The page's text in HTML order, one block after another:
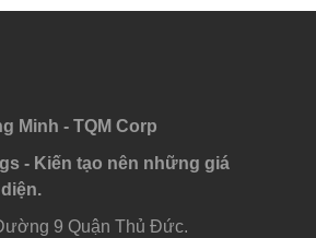
Minh - TQM Corp
- Kiến tạo nên những giá
9 Quận Thủ Đức.